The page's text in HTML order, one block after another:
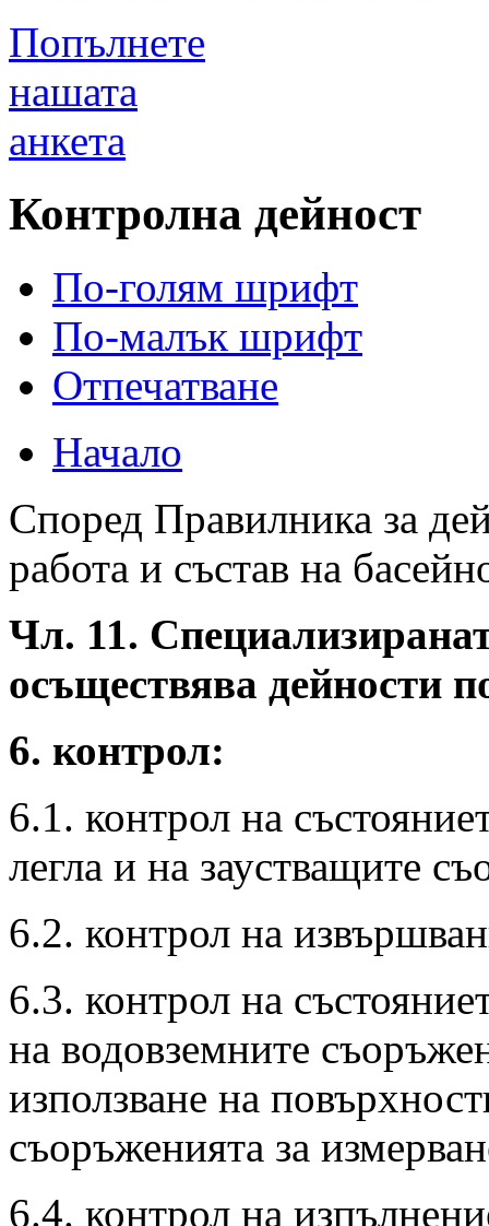
Попълнете
нашата
анкета
Контролна дейност
По-голям шрифт
По-малък шрифт
Отпечатване
Начало
Според Правилника за
работа и състав на
Чл. 11.
осъществява дейности
6. контрол:
6.1. контрол на
легла и на заустващите
6.2. контрол на
6.3. контрол на
на водовземните
използване на
съоръженията за
6.4. контрол на